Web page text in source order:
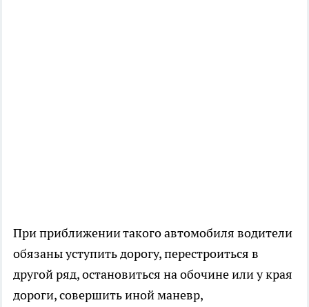
При приближении такого автомобиля водители
обязаны уступить дорогу, перестроиться в
другой ряд, остановиться на обочине или у края
дороги, совершить иной маневр,